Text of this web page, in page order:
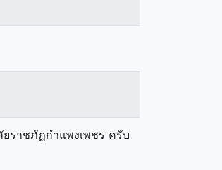
ราชภัฏกำแพงเพชร ครับ